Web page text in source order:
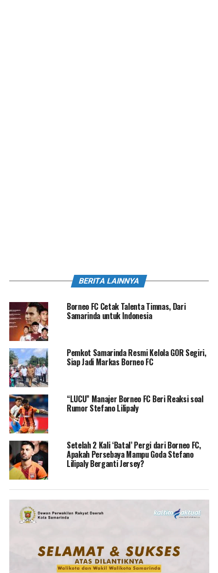
BERITA LAINNYA
Borneo FC Cetak Talenta Timnas, Dari
Samarinda untuk Indonesia
Pemkot Samarinda Resmi Kelola GOR Segiri,
Siap Jadi Markas Borneo FC
“LUCU” Manajer Borneo FC Beri Reaksi soal
Rumor Stefano Lilipaly
Setelah 2 Kali ‘Batal’ Pergi dari Borneo FC,
Apakah Persebaya Mampu Goda Stefano
Lilipaly Berganti Jersey?